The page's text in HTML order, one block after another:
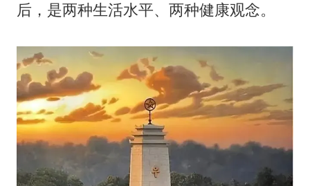
后，是两种生活水平、两种健康观念。